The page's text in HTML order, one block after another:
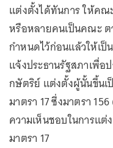
แต่งตั้งได้ทันการ ให้ค
หรือหลายคนเป็นคณะ ต
กำหนดไว้ก่อนแล้วให้เ
แจ้งประธานรัฐสภาเพื่อ
กษัตริย์ แต่งตั้งผู้นั้นขึ้นเ
มาตรา 17 ซึ่งมาตรา
ความเห็นชอบในการแต่
มาตรา 17